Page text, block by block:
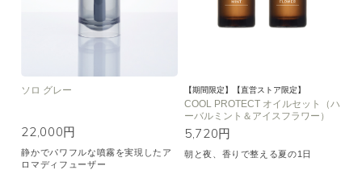
ソロ グレー
22,000円
静かでパワフルな噴霧を実現したア
ロマディフューザー
【期間限定】【直営ストア限定】
COOL PROTECT オイルセット（ハ
ーバルミント＆アイスフラワー）
5,720円
朝と夜、香りで整える夏の1日